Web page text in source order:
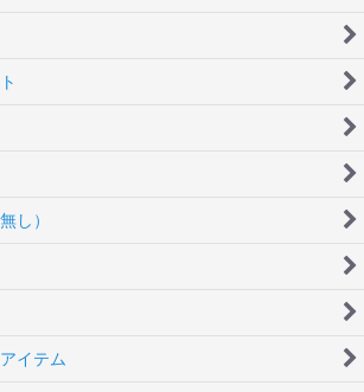
し）
イテム